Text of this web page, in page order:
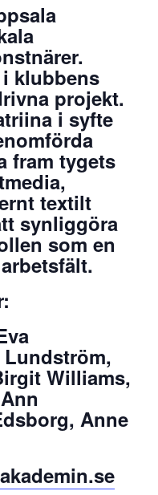
klubbens
projekt.
i syfte
fram tygets
textilt
synliggöra
som en
Williams,
Anne